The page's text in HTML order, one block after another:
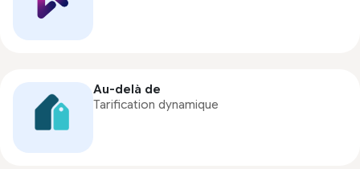
Au-delà de
Tarification dynamique